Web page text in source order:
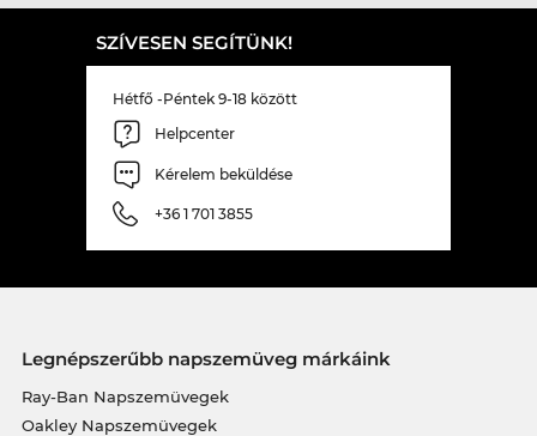
SZÍVESEN SEGÍTÜNK!
Hétfő -Péntek 9-18 között
Helpcenter
Kérelem beküldése
+36 1 701 3855
Legnépszerűbb napszemüveg márkáink
Ray-Ban Napszemüvegek
Oakley Napszemüvegek